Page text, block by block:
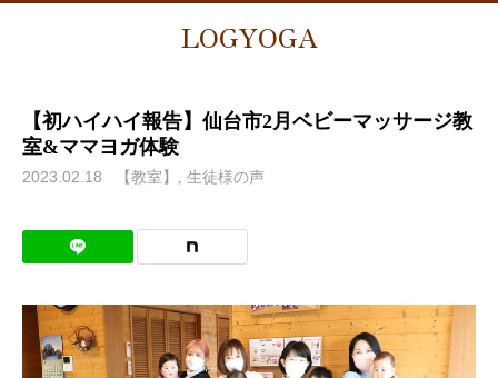
LOGYOGA
【初ハイハイ報告】仙台市2月ベビーマッサージ教
室&ママヨガ体験
2023.02.18 【教室】 生徒様の声